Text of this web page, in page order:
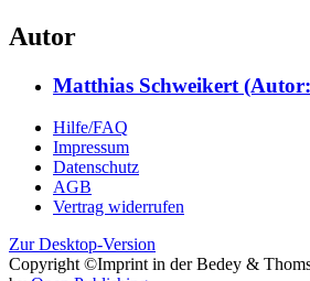
Autor
Matthias Schweikert
Hilfe/FAQ
Impressum
Datenschutz
AGB
Vertrag widerrufen
Zur Desktop-Version
Copyright ©Imprint in der Bedey &